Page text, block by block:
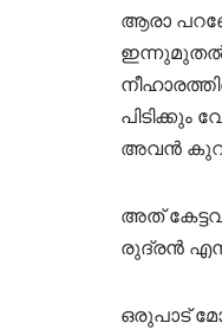
ആരാ
ഇന്നുമുതൽ
പിടിക്കും
അവൻ
അത്
രുദ്രൻ
ഒരുപാട്